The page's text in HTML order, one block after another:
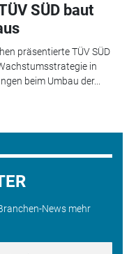
SÜD baut
präsentierte TÜV SÜD
in
beim Umbau der...
News mehr